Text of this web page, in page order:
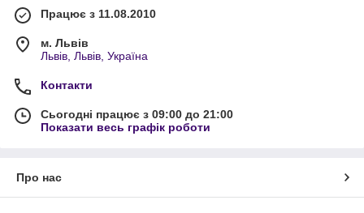
Працює з 11.08.2010
м. Львів
Львів, Львів, Україна
Контакти
Сьогодні працює з 09:00 до 21:00
Показати весь графік роботи
Про нас